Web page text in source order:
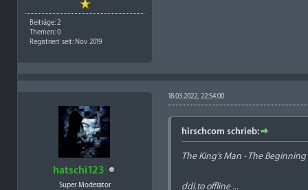
Beiträge: 2
Themen: 0
Registriert seit: Nov 2019
hatschi123
Super Moderator
18.03.2022, 22:54:00
hirschcom schrieb:
The King’s Man - The
ddl.to offline ...